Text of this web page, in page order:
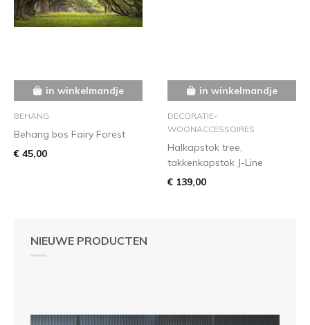
NIEUWE PRODUCTEN
in winkelmandje
BEHANG
Behang bos Fairy Forest
€ 45,00
in winkelmandje
DECORATIE-
WOONACCESSOIRES
Halkapstok tree,
takkenkapstok J-Line
€ 139,00